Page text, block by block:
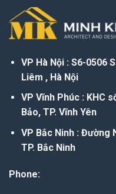
VP Hà Nội : S6-0506
Liêm , Hà Nội
VP Vĩnh Phúc : KHC
Bảo, TP. Vĩnh Yên
VP Bắc Ninh : Đường
TP. Bắc Ninh
Phone: